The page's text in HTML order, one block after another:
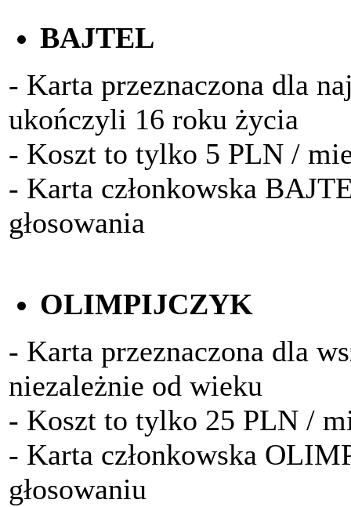
BAJTEL
- Karta przeznaczona dla
ukończyli 16 roku życia
- Koszt to tylko 5 PLN /
- Karta członkowska
głosowania
OLIMPIJCZYK
- Karta przeznaczona dla
niezależnie od wieku
- Koszt to tylko 25 PLN /
- Karta członkowska
głosowaniu